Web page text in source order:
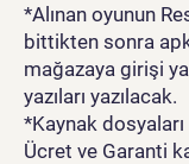
*Alınan oyunun
bittikten sonra
mağazaya girişi
yazıları yazılacak.
*Kaynak
Ücret ve Garanti